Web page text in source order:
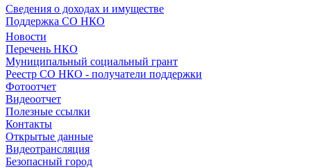
Сведения о доходах и имуществе
Поддержка СО НКО
Новости
Перечень НКО
Муниципальный социальный грант
Реестр СО НКО - получатели поддержки
Фотоотчет
Видеоотчет
Полезные ссылки
Контакты
Открытые данные
Видеотрансляция
Безопасный город